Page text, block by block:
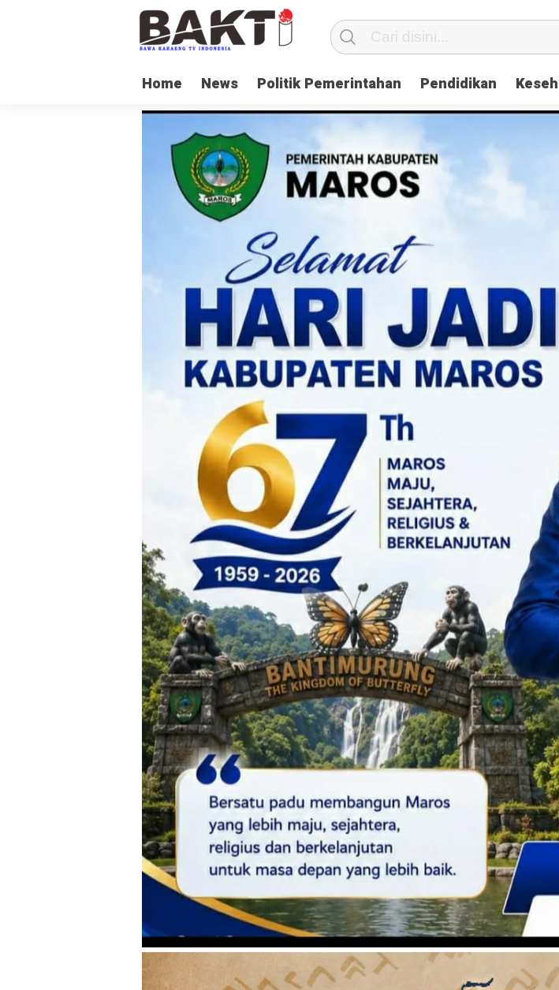
Home News Politik Pemerintahan Pendidikan